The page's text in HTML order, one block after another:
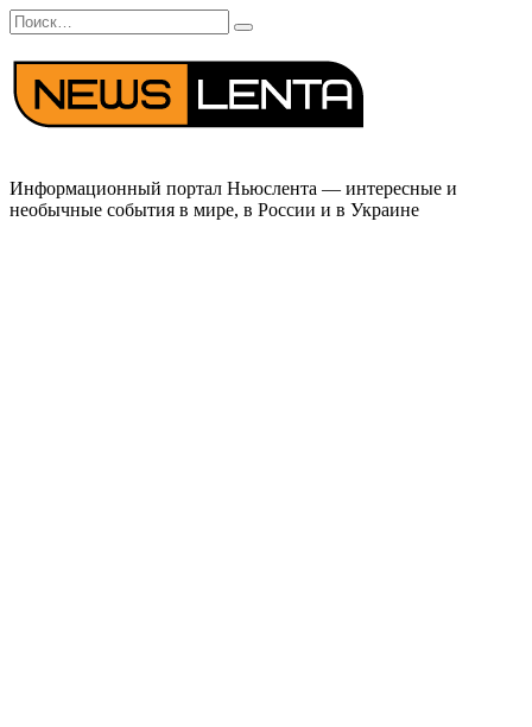
Перейти
к
содержанию
Search
for:
Информационный портал Ньюслента — интересные и
необычные события в мире, в России и в Украине